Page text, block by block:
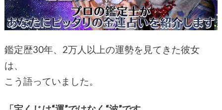
鑑定歴30年、2万人以上の運勢を見てきた彼女
は、
こう語っていました。